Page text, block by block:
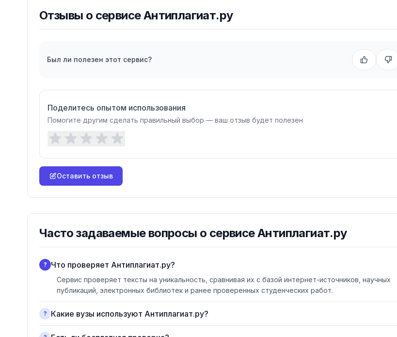
Отзывы о сервисе Антиплагиат.ру
Был ли полезен этот сервис?
Поделитесь опытом использования
Помогите другим сделать правильный выбор — ваш отзыв будет полезен
Оставить отзыв
Часто задаваемые вопросы о сервисе Антиплагиат.ру
? Что проверяет Антиплагиат.ру?
Сервис проверяет тексты на уникальность, сравнивая их с базой интернет-источников, научных
публикаций, электронных библиотек и ранее проверенных студенческих работ.
? Какие вузы используют Антиплагиат.ру?